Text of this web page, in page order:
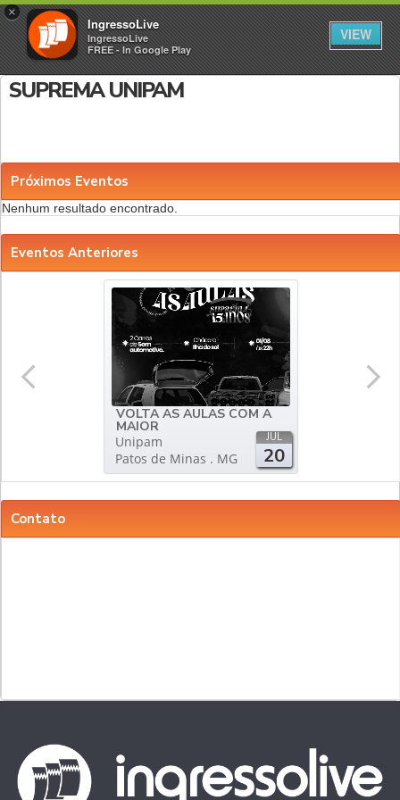
×
IngressoLive
IngressoLive
FREE - In Google Play
VIEW
SUPREMA UNIPAM
Próximos Eventos
Nenhum resultado encontrado.
Eventos Anteriores
VOLTA AS AULAS COM A
MAIOR
Unipam
Patos de Minas . MG
JUL
20
Contato